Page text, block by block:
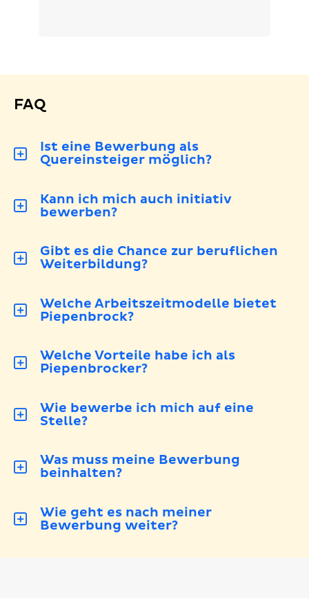
FAQ
Ist eine Bewerbung als
Quereinsteiger möglich?
Kann ich mich auch initiativ
bewerben?
Gibt es die Chance zur beruflichen
Weiterbildung?
Welche Arbeitszeitmodelle bietet
Piepenbrock?
Welche Vorteile habe ich als
Piepenbrocker?
Wie bewerbe ich mich auf eine
Stelle?
Was muss meine Bewerbung
beinhalten?
Wie geht es nach meiner
Bewerbung weiter?